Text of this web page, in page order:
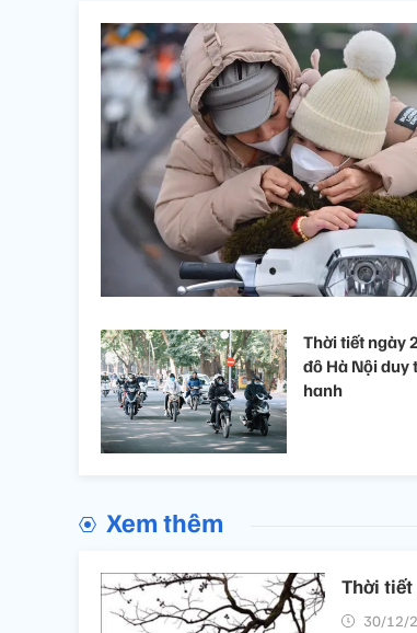
Thời tiết ngày
đô Hà Nội duy
hanh
Xem thêm
Thời tiết
30/12/